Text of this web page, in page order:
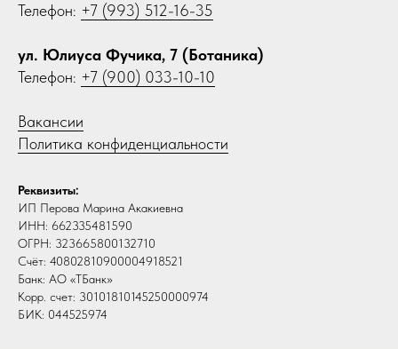
Телефон: +7 (993) 512-16-35
ул. Юлиуса Фучика, 7 (Ботаника)
Телефон: +7 (900) 033-10-10
Вакансии
Политика конфиденциальности
Реквизиты:
ИП Перова Марина Акакиевна
ИНН: 662335481590
ОГРН: 323665800132710
Счёт: 40802810900004918521
Банк: АО «ТБанк»
Корр. счет: 30101810145250000974
БИК: 044525974